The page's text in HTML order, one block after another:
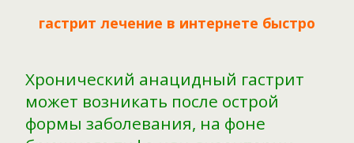
гастрит лечение в интернете быстро
Хронический анацидный гастрит
может возникать после острой
формы заболевания, на фоне